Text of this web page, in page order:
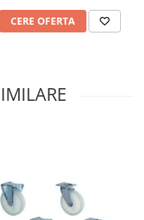
CERE OFERTA